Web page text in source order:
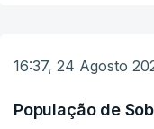
16:37, 24 Agosto
População de